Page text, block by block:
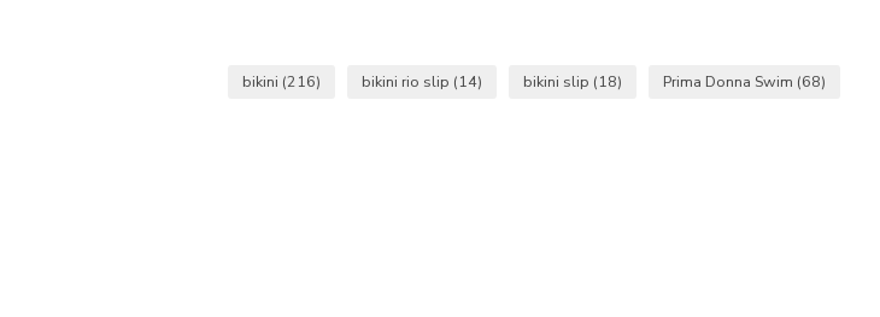
bikini (216) bikini rio slip (14) bikini slip (18) Prima Donna Swim (68)